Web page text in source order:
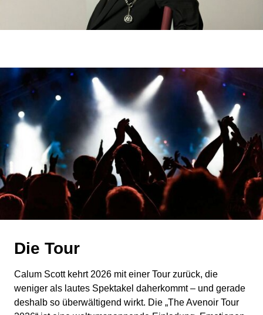
Die Tour
Calum Scott kehrt 2026 mit einer Tour zurück, die
weniger als lautes Spektakel daherkommt – und gerade
deshalb so überwältigend wirkt. Die „The Avenoir Tour